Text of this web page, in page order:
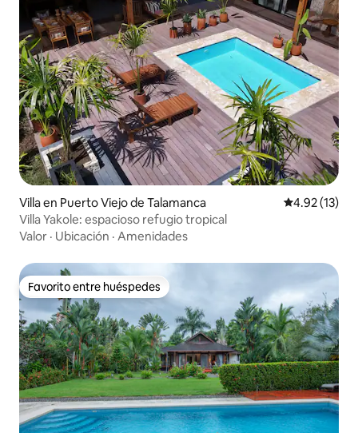
Villa en Puerto Viejo de Talamanca Calificación
4.92 (13)
Villa Yakole: espacioso refugio tropical
Valor · Ubicación · Amenidades
Favorito entre huéspedes
Favorito entre huéspedes